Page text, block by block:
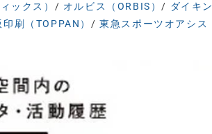
ックス） / オルビス（ORBIS） / ダイキ
印刷（TOPPAN） /東急スポーツオアシス